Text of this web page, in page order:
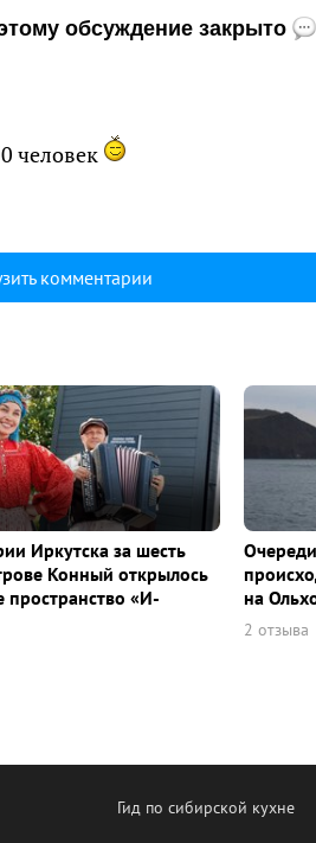
обсуждение закрыто
человек
комментарии
Иркутска за шесть
Конный открылось
«И-
на
2 отзыва
Гид по сибирской кухне